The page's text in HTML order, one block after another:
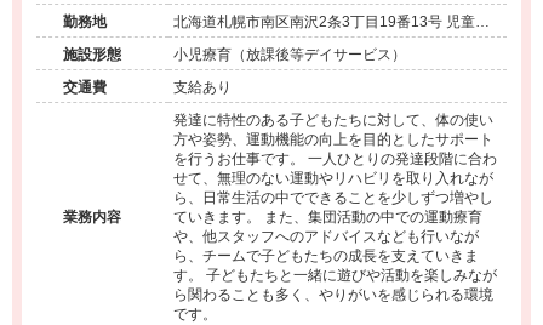
勤務地
北海道札幌市南区南沢2条3丁目19番13号 児童デ
イサービス たいむ
施設形態
小児療育（放課後等デイサービス）
交通費
支給あり
業務内容
発達に特性のある子どもたちに対して、体の使い
方や姿勢、運動機能の向上を目的としたサポート
を行うお仕事です。 一人ひとりの発達段階に合わ
せて、無理のない運動やリハビリを取り入れなが
ら、日常生活の中でできることを少しずつ増やし
ていきます。 また、集団活動の中での運動療育
や、他スタッフへのアドバイスなども行いなが
ら、チームで子どもたちの成長を支えていきま
す。 子どもたちと一緒に遊びや活動を楽しみなが
ら関わることも多く、やりがいを感じられる環境
です。